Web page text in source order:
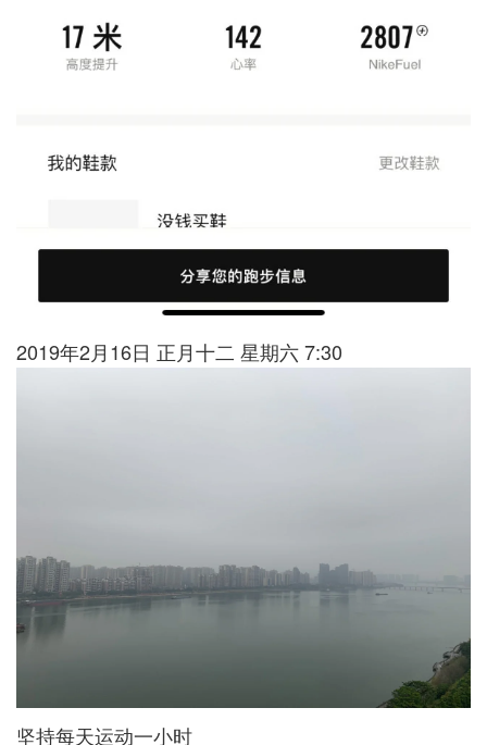
2019年2月16日 正月十二 星期六 7:30
坚持每天运动一小时